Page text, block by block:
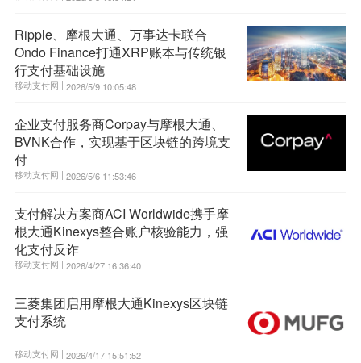
Ripple、摩根大通、万事达卡联合
Ondo Finance打通XRP账本与传统银
行支付基础设施
移动支付网 | 2026/5/9 10:05:48
企业支付服务商Corpay与摩根大通、
BVNK合作，实现基于区块链的跨境支
付
移动支付网 | 2026/5/6 11:53:46
支付解决方案商ACI Worldwide携手摩
根大通Kinexys整合账户核验能力，强
化支付反诈
移动支付网 | 2026/4/27 16:36:40
三菱集团启用摩根大通Kinexys区块链
支付系统
移动支付网 | 2026/4/17 15:51:52